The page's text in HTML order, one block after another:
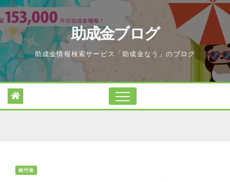
Skip
to
content
助成金ブログ
助成金情報検索サービス「助成金なう」のブログ
給付金